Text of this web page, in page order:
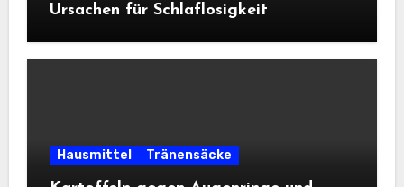
Ursachen für Schlaflosigkeit
Hausmittel Tränensäcke